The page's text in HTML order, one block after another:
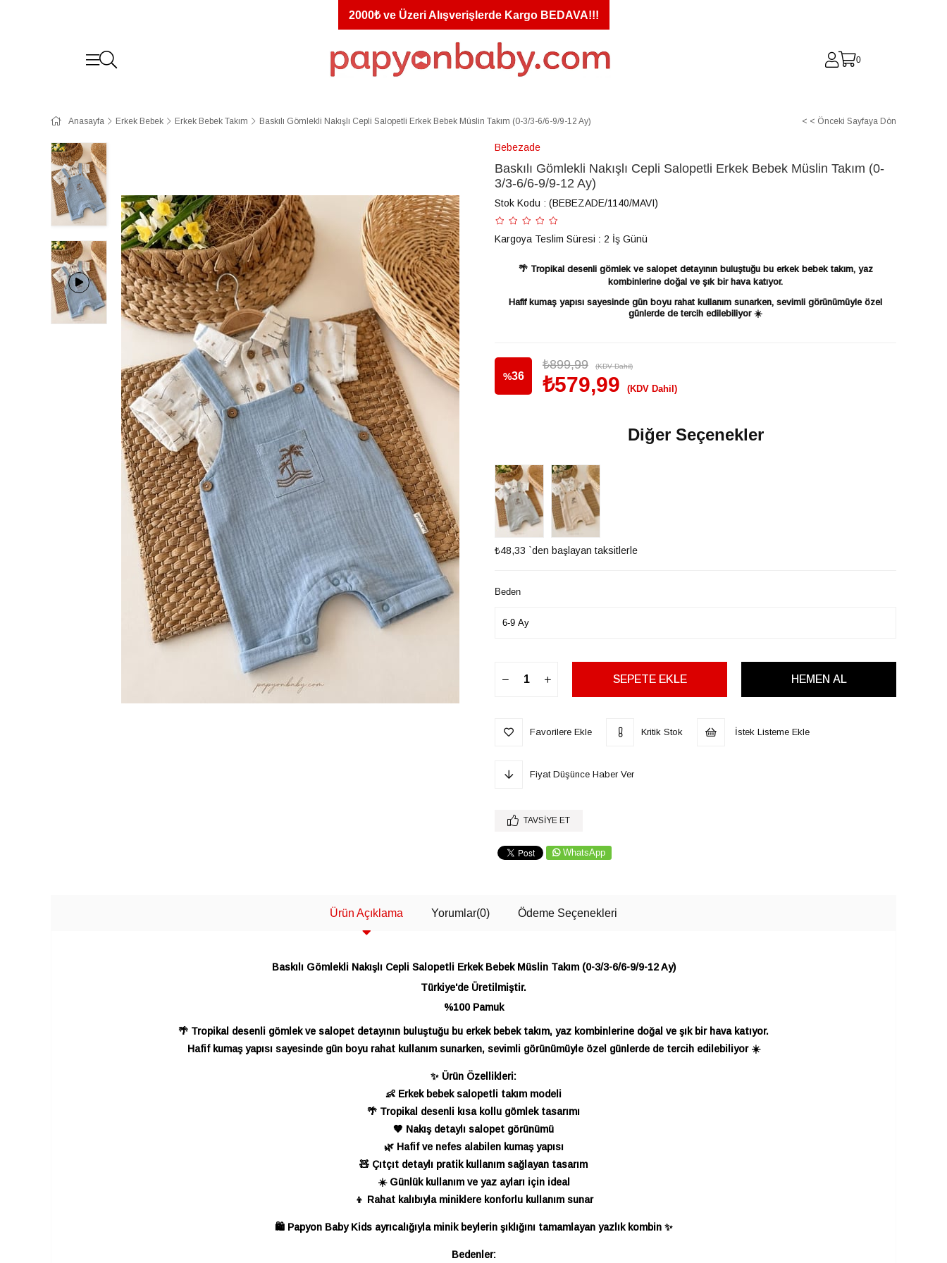
2000₺ ve Üzeri Alışverişlerde Kargo BEDAVA!!!
0
Anasayfa Erkek Bebek Erkek Bebek Takım Baskılı Gömlekli Nakışlı Cepli Salopetli Erkek Bebek Müslin Takım (0-3/3-6/6-9/9-12 Ay) < < Önceki Sayfaya Dön
Bebezade
Baskılı Gömlekli Nakışlı Cepli Salopetli Erkek Bebek Müslin Takım (0-
3/3-6/6-9/9-12 Ay)
Stok Kodu (BEBEZADE/1140/MAVI)
Kargoya Teslim Süresi : 2 İş Günü
🌴 Tropikal desenli gömlek ve salopet detayının buluştuğu bu erkek bebek takım, yaz
kombinlerine doğal ve şık bir hava katıyor.
Hafif kumaş yapısı sayesinde gün boyu rahat kullanım sunarken, sevimli görünümüyle özel
günlerde de tercih edilebiliyor ☀️
%36
₺899,99 (KDV Dahil)
₺579,99 (KDV Dahil)
Diğer Seçenekler
₺48,33 `den başlayan taksitlerle
Beden
Favorilere Ekle Kritik Stok İstek Listeme Ekle
Fiyat Düşünce Haber Ver
TAVSIYE ET
WhatsApp
Ürün Açıklama Yorumlar(0) Ödeme Seçenekleri
Baskılı Gömlekli Nakışlı Cepli Salopetli Erkek Bebek Müslin Takım (0-3/3-6/6-9/9-12 Ay)
Türkiye'de Üretilmiştir.
%100 Pamuk
🌴 Tropikal desenli gömlek ve salopet detayının buluştuğu bu erkek bebek takım, yaz kombinlerine doğal ve şık bir hava katıyor.
Hafif kumaş yapısı sayesinde gün boyu rahat kullanım sunarken, sevimli görünümüyle özel günlerde de tercih edilebiliyor ☀️
✨ Ürün Özellikleri:
👶 Erkek bebek salopetli takım modeli
🌴 Tropikal desenli kısa kollu gömlek tasarımı
🤎 Nakış detaylı salopet görünümü
🌿 Hafif ve nefes alabilen kumaş yapısı
🧸 Çıtçıt detaylı pratik kullanım sağlayan tasarım
☀️ Günlük kullanım ve yaz ayları için ideal
👦 Rahat kalıbıyla miniklere konforlu kullanım sunar
🛍️ Papyon Baby Kids ayrıcalığıyla minik beylerin şıklığını tamamlayan yazlık kombin ✨
Bedenler: